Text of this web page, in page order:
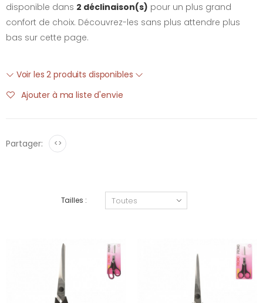
disponible dans 2 déclinaison(s) pour un plus grand
confort de choix. Découvrez-les sans plus attendre plus
bas sur cette page.
Voir les 2 produits disponibles
Ajouter à ma liste d'envie
Partager: <>
Tailles :